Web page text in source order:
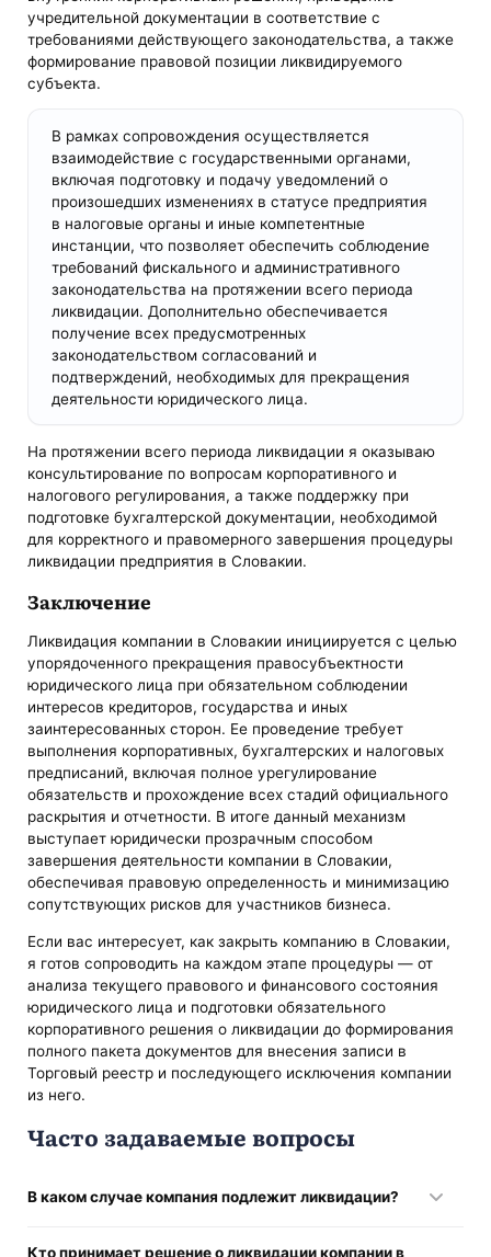
учредительной документации в соответствие с
требованиями действующего законодательства, а также
формирование правовой позиции ликвидируемого
субъекта.
В рамках сопровождения осуществляется
взаимодействие с государственными органами,
включая подготовку и подачу уведомлений о
произошедших изменениях в статусе предприятия
в налоговые органы и иные компетентные
инстанции, что позволяет обеспечить соблюдение
требований фискального и административного
законодательства на протяжении всего периода
ликвидации. Дополнительно обеспечивается
получение всех предусмотренных
законодательством согласований и
подтверждений, необходимых для прекращения
деятельности юридического лица.
На протяжении всего периода ликвидации я оказываю
консультирование по вопросам корпоративного и
налогового регулирования, а также поддержку при
подготовке бухгалтерской документации, необходимой
для корректного и правомерного завершения процедуры
ликвидации предприятия в Словакии.
Заключение
Ликвидация компании в Словакии инициируется с целью
упорядоченного прекращения правосубъектности
юридического лица при обязательном соблюдении
интересов кредиторов, государства и иных
заинтересованных сторон. Ее проведение требует
выполнения корпоративных, бухгалтерских и налоговых
предписаний, включая полное урегулирование
обязательств и прохождение всех стадий официального
раскрытия и отчетности. В итоге данный механизм
выступает юридически прозрачным способом
завершения деятельности компании в Словакии,
обеспечивая правовую определенность и минимизацию
сопутствующих рисков для участников бизнеса.
Если вас интересует, как закрыть компанию в Словакии,
я готов сопроводить на каждом этапе процедуры — от
анализа текущего правового и финансового состояния
юридического лица и подготовки обязательного
корпоративного решения о ликвидации до формирования
полного пакета документов для внесения записи в
Торговый реестр и последующего исключения компании
из него.
Часто задаваемые вопросы
В каком случае компания подлежит ликвидации?
Кто принимает решение о ликвидации компании в